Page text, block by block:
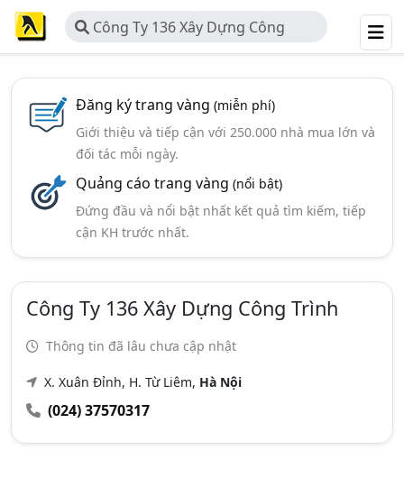
Công Ty 136 Xây Dựng Công
Trình
Đăng ký trang vàng (miễn phí)
Giới thiệu và tiếp cận với 250.000 nhà mua lớn và
đối tác mỗi ngày.
Quảng cáo trang vàng (nổi bật)
Đứng đầu và nổi bật nhất kết quả tìm kiếm, tiếp
cận KH trước nhất.
Công Ty 136 Xây Dựng Công Trình
Thông tin đã lâu chưa cập nhật
X. Xuân Đỉnh, H. Từ Liêm, Hà Nội
(024) 37570317